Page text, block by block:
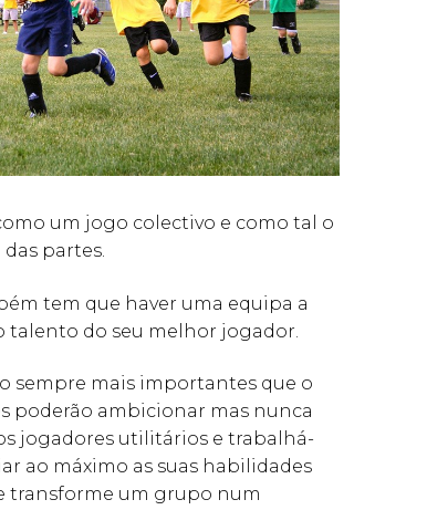
um jogo colectivo e como tal o
partes.
tem que haver uma equipa a
talento do seu melhor jogador.
sempre mais importantes que o
poderão ambicionar mas nunca
jogadores utilitários e trabalhá-
ao máximo as suas habilidades
transforme um grupo num